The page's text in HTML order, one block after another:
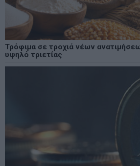
Τρόφιμα σε τροχιά νέων
υψηλό τριετίας